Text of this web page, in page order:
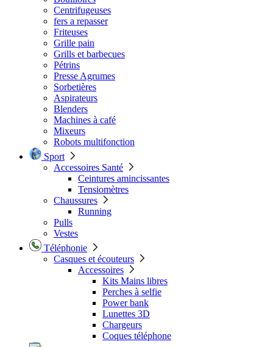
Centrifugeuses
fers a repasser
Friteuses
Grille pain
Grills et barbecues
Pétrins
Presse Agrumes
Sorbetières
Aspirateurs
Blenders
Machines à café
Mixeurs
Robots multifonction
Sport
Accessoires Santé
Ceintures amincissantes
Tensiomètres
Chaussures
Running
Pulls
Vestes
Téléphonie
Casques et écouteurs
Accessoires
Kits Mains libres
Perches à selfie
Power bank
Lunettes 3D
Chargeurs
Coques téléphone